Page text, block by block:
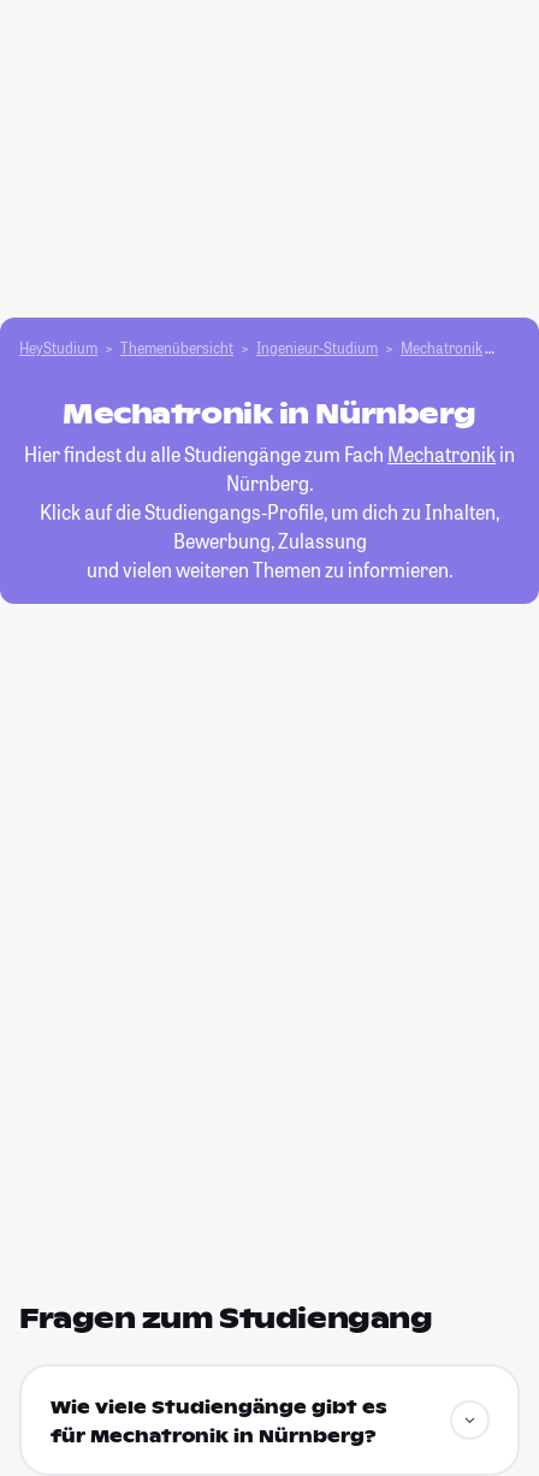
HeyStudium Themenübersicht Ingenieur-Studium Mechatronik
Mechatronik in Nürnberg
Hier findest du alle Studiengänge zum Fach Mechatronikin
Nürnberg.
Klick auf die Studiengangs-Profile, um dich zu Inhalten,
Bewerbung, Zulassung
und vielen weiteren Themen zu informieren.
Fragen zum Studiengang
Wie viele Studiengänge gibt es
für Mechatronik in Nürnberg?